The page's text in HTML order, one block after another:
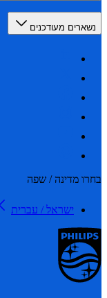
מעודכנים
מדינה / שפה
ישראל / עברית